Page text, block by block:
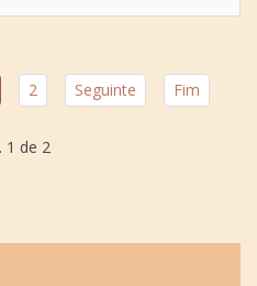
2 Seguinte Fim
1 de 2